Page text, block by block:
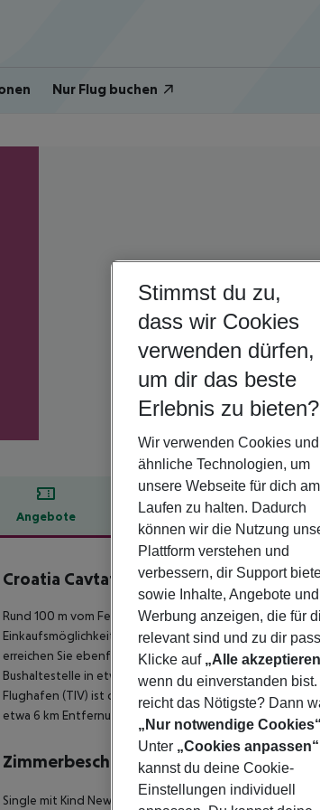
Nur Flug buchen
Angebote Hotelbeschreibung
Croatia Cavtat
Rund 100 m vom Felsstrand entfernt gelegenes Hotel.
Einkaufsmöglichkeiten liegen ca. 11 km vom Hotel, ein
erreichen Sie ebenfalls nach rund 1 km. Für Mobilität im
Bushaltestelle in etwa 1 km Entfernung. Zur ärztlichen
Flughafen (TIV) ist ca. 55 km entfernt. Zwischen Hotel
etwa 6 km Entfernung.
Zimmerbeschreibung
Single mit Kind New Classic Zimmer (Balkon): Die
Stimmst du zu,
dass wir Cookies
verwenden dürfen,
um dir das beste
Erlebnis zu bieten?
Wir verwenden Cookies und
ähnliche Technologien, um
unsere Webseite für dich am
Laufen zu halten. Dadurch
können wir die Nutzung
Plattform verstehen und
verbessern, dir Support
sowie Inhalte, Angebote und
Werbung anzeigen, die für
relevant sind und zu dir
Klicke auf „Alle
wenn du einverstanden bist.
reicht das Nötigste? Dann
„Nur notwendige Cookies“
Unter „Cookies anpassen“
kannst du deine Cookie-
Einstellungen individuell